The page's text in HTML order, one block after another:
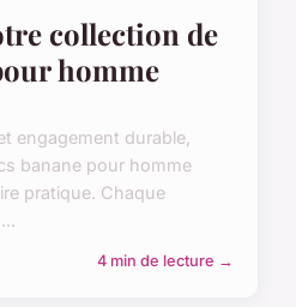
collection de
homme
engagement durable,
banane pour homme
pratique. Chaque
4 min de lecture →